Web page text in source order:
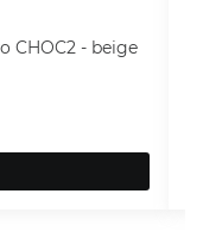
CHOC2 - beige